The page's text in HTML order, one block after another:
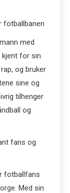
fotballbanen
med
kjent for sin
og bruker
sine og
tilhenger
og
fans og
fotballfans
Med sin